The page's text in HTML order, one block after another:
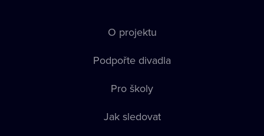
O projektu
Podpořte divadla
Pro školy
Jak sledovat